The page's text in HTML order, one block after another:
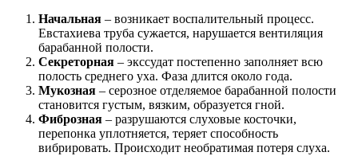
Начальная – возникает воспалительный процесс.
Евстахиева труба сужается, нарушается вентиляция
барабанной полости.
Секреторная – экссудат постепенно заполняет всю
полость среднего уха. Фаза длится около года.
Мукозная – серозное отделяемое барабанной полости
становится густым, вязким, образуется гной.
Фиброзная – разрушаются слуховые косточки,
перепонка уплотняется, теряет способность
вибрировать. Происходит необратимая потеря слуха.